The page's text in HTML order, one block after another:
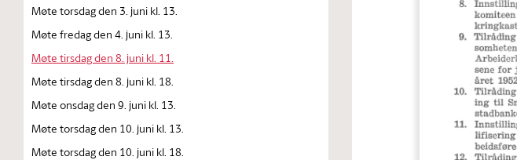
Møte torsdag den 3. juni kl. 13.
Møte fredag den 4. juni kl. 13.
Møte tirsdag den 8. juni kl. 11.
Møte tirsdag den 8. juni kl. 18.
Møte onsdag den 9. juni kl. 13.
Møte torsdag den 10. juni kl. 13.
Møte torsdag den 10. juni kl. 18.